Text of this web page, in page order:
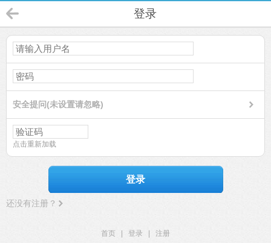
登录
安全提问(未设置请忽略)
点击重新加载
登录
还没有注册？
首页 登录
注册